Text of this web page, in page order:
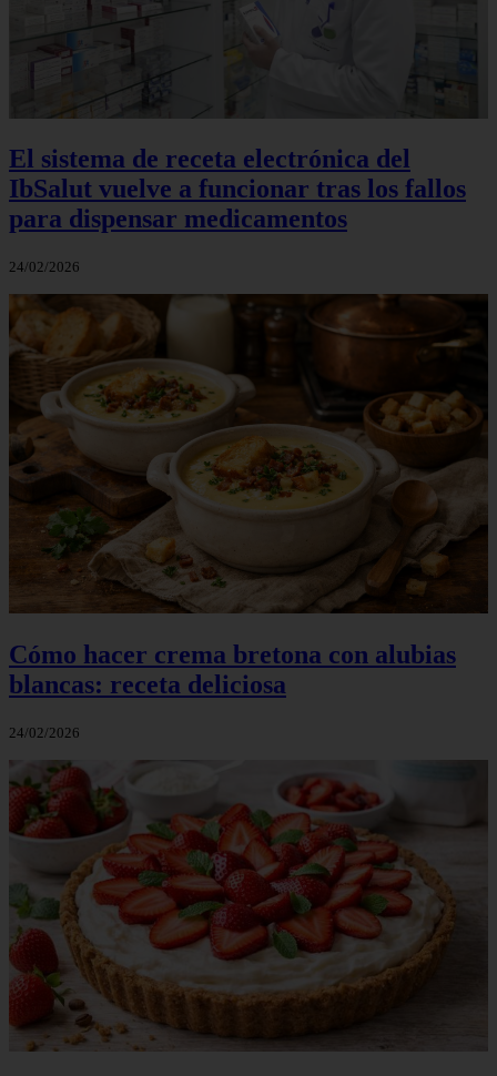
El sistema de receta electrónica del
IbSalut vuelve a funcionar tras los fallos
para dispensar medicamentos
24/02/2026
Cómo hacer crema bretona con alubias
blancas: receta deliciosa
24/02/2026